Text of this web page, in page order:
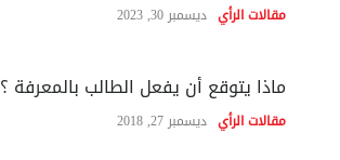
مقالات الرأي ديسمبر 30, 2023
ماذا يتوقع أن يفعل الطالب بالمعرفة ؟
مقالات الرأي ديسمبر 27, 2018